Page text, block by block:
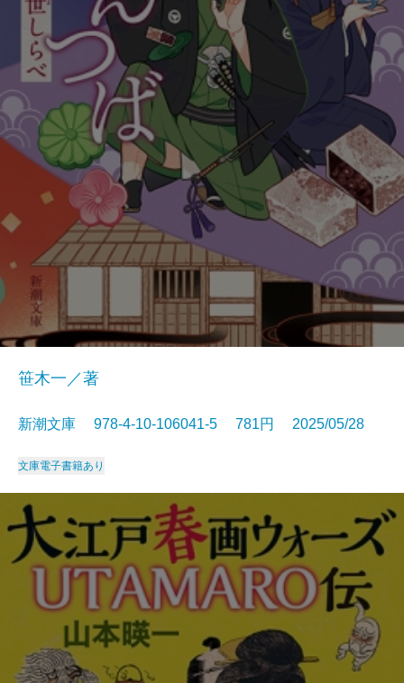
笹木一／著
新潮文庫 978-4-10-106041-5 781円 2025/05/28
文庫電子書籍あり